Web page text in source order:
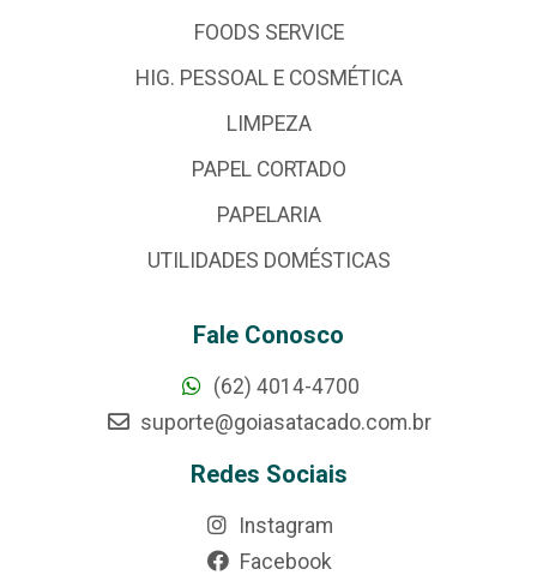
FOODS SERVICE
HIG. PESSOAL E COSMÉTICA
LIMPEZA
PAPEL CORTADO
PAPELARIA
UTILIDADES DOMÉSTICAS
Fale Conosco
(62) 4014-4700
suporte@goiasatacado.com.br
Redes Sociais
Instagram
Facebook